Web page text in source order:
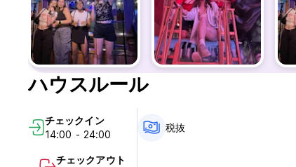
ハウスルール
チェックイン
14:00 - 24:00
チェックアウト
税抜